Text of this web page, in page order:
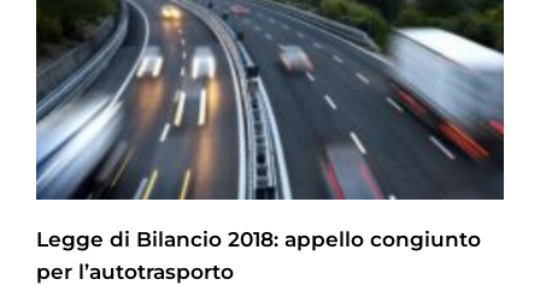
Legge di Bilancio 2018: appello congiunto
per l’autotrasporto